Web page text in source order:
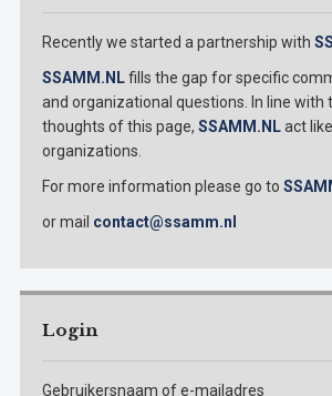
Recently we started a partnership with
SSAMM.NLfills the gap for specific
and organizational questions. In line with
thoughts of this page, SSAMM.NLact
organizations.
For more information please go to
or mail contact@ssamm.nl
Login
Gebruikersnaam of e-mailadres